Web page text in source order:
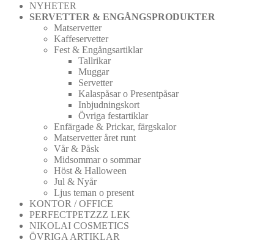
NYHETER
SERVETTER & ENGÅNGSPRODUKTER
Matservetter
Kaffeservetter
Fest & Engångsartiklar
Tallrikar
Muggar
Servetter
Kalaspåsar o Presentpåsar
Inbjudningskort
Övriga festartiklar
Enfärgade & Prickar, färgskalor
Matservetter året runt
Vår & Påsk
Midsommar o sommar
Höst & Halloween
Jul & Nyår
Ljus teman o present
KONTOR / OFFICE
PERFECTPETZZZ LEK
NIKOLAI COSMETICS
ÖVRIGA ARTIKLAR